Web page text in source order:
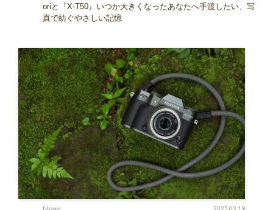
oriと『X-T50』いつか大きくなったあなたへ手渡したい、写
真で紡ぐやさしい記憶
2025.03.19